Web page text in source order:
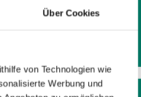
Über Cookies
von Technologien wie
Werbung und